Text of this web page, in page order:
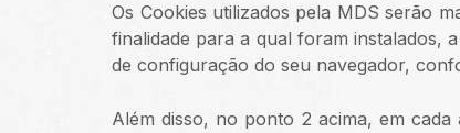
Os Cookies utilizados pela MDS serão
finalidade para a qual foram instalados,
de configuração do seu navegador,
Além disso, no ponto 2 acima, em